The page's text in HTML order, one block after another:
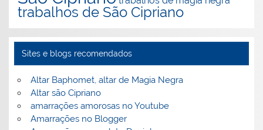
trabalhos de São Cipriano
Sites e blogs recomendados
Altar Baphomet, altar de Magia Negra
Altar são Cipriano
amarrações amorosas no Youtube
Amarrações no Blogger